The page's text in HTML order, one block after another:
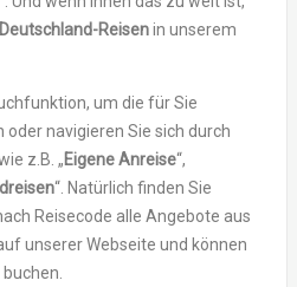
Deutschland-Reisenin unserem
um die für Sie
oder navigieren Sie sich durch
z.B. „Eigene Anreise“,
“. Natürlich finden Sie
Reisecode alle Angebote aus
unserer Webseite und können